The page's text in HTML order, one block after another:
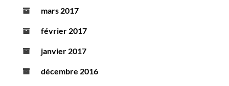
mars 2017
février 2017
janvier 2017
décembre 2016